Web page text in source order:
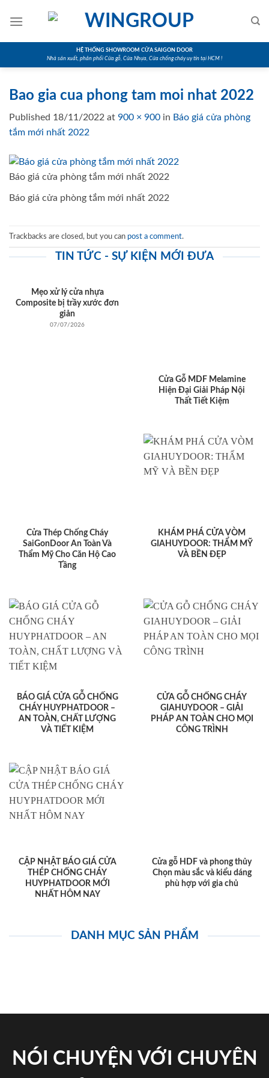
HỆ THỐNG SHOWROOM CỬA SAIGON DOOR
Nhà sản xuất, phân phối Cửa gỗ, Cửa Nhựa, Cửa chống cháy uy tín tại HCM !
Bao gia cua phong tam moi nhat 2022
Published 18/11/2022 at 900 × 900 in Báo giá cửa phòng
tắm mới nhất 2022
Báo giá cửa phòng tắm mới nhất 2022
Báo giá cửa phòng tắm mới nhất 2022
Trackbacks are closed, but you can post a comment.
TIN TỨC - SỰ KIỆN MỚI ĐƯA
Mẹo xử lý cửa nhựa
Composite bị trầy xước đơn
giản
07/07/2026
Cửa Gỗ MDF Melamine
Hiện Đại Giải Pháp Nội
Thất Tiết Kiệm
Cửa Thép Chống Cháy
SaiGonDoor An Toàn Và
Thẩm Mỹ Cho Căn Hộ Cao
Tầng
KHÁM PHÁ CỬA VÒM
GIAHUYDOOR: THẨM MỸ
VÀ BỀN ĐẸP
BÁO GIÁ CỬA GỖ CHỐNG
CHÁY HUYPHATDOOR –
AN TOÀN, CHẤT LƯỢNG
VÀ TIẾT KIỆM
CỬA GỖ CHỐNG CHÁY
GIAHUYDOOR – GIẢI
PHÁP AN TOÀN CHO MỌI
CÔNG TRÌNH
CẬP NHẬT BÁO GIÁ CỬA
THÉP CHỐNG CHÁY
HUYPHATDOOR MỚI
NHẤT HÔM NAY
Cửa gỗ HDF và phong thủy
Chọn màu sắc và kiểu dáng
phù hợp với gia chủ
DANH MỤC SẢN PHẨM
NÓI CHUYỆN VỚI CHUYÊN